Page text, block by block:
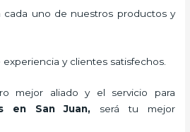
cada uno de nuestros productos y
y clientes satisfechos.
mejor aliado y el servicio para
en San Juan, será tu mejor